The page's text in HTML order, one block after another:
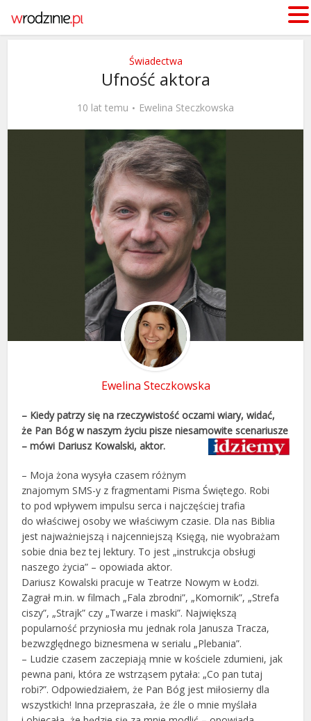
Świadectwa
Ufność aktora
10 lat temu Ewelina Steczkowska
Ewelina Steczkowska
– Kiedy patrzy się na rzeczywistość oczami wiary, widać,
że Pan Bóg w naszym życiu pisze niesamowite scenariusze
– mówi Dariusz Kowalski, aktor.
– Moja żona wysyła czasem różnym
znajomym SMS-y z fragmentami Pisma Świętego. Robi
to pod wpływem impulsu serca i najczęściej trafia
do właściwej osoby we właściwym czasie. Dla nas Biblia
jest najważniejszą i najcenniejszą Księgą, nie wyobrażam
sobie dnia bez tej lektury. To jest „instrukcja obsługi
naszego życia” – opowiada aktor.
Dariusz Kowalski pracuje w Teatrze Nowym w Łodzi.
Zagrał m.in. w filmach „Fala zbrodni”, „Komornik”, „Strefa
ciszy”, „Strajk” czy „Twarze i maski”. Największą
popularność przyniosła mu jednak rola Janusza Tracza,
bezwzględnego biznesmena w serialu „Plebania”.
– Ludzie czasem zaczepiają mnie w kościele zdumieni, jak
pewna pani, która ze wstrząsem pytała: „Co pan tutaj
robi?”. Odpowiedziałem, że Pan Bóg jest miłosierny dla
wszystkich! Inna przepraszała, że źle o mnie myślała